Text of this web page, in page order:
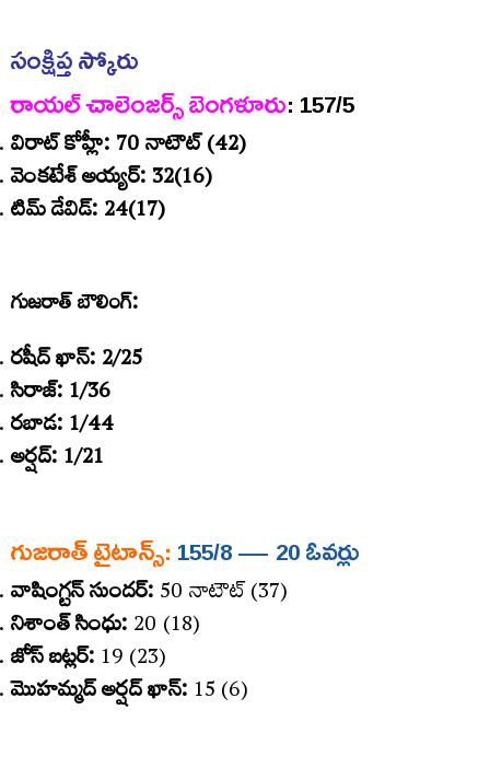
సంక్షిప్త స్కోరు
రాయల్​ చాలెంజర్స్​ బెంగళూరు: 157/5
విరాట్​ కోహ్లీ: 70 నాటౌట్​ (42)
వెంకటేశ్​ అయ్యర్​: 32(16)
టిమ్​ డేవిడ్​: 24(17)
గుజరాత్​ బౌలింగ్​:
రషీద్​ ఖాన్​: 2/25
సిరాజ్​: 1/36
రబాడ: 1/44
అర్షద్​: 1/21
గుజరాత్‌ టైటాన్స్‌: 155/8 — 20 ఓవర్లు
వాషింగ్టన్‌సుందర్‌:50 నాటౌట్‌ (37)
నిశాంత్‌సింధు:20 (18)
జోస్‌బట్లర్‌:19 (23)
మొహమ్మద్‌అర్షద్‌ఖాన్‌:15 (6)